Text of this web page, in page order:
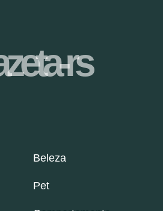
Beleza
Pet
rs